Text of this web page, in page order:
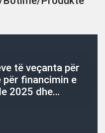
të veçanta për
financimin e
2025 dhe…